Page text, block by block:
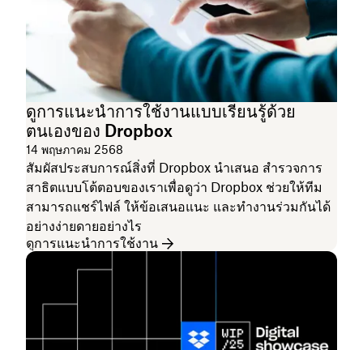
ดูการแนะนำการใช้งานแบบเรียนรู้ด้วย
ตนเองของ Dropbox
14 พฤษภาคม 2568
สัมผัสประสบการณ์สิ่งที่ Dropbox นำเสนอ สำรวจการ
สาธิตแบบโต้ตอบของเราเพื่อดูว่า Dropbox ช่วยให้ทีม
สามารถแชร์ไฟล์ ให้ข้อเสนอแนะ และทำงานร่วมกันได้
อย่างง่ายดายอย่างไร
ดูการแนะนำการใช้งาน